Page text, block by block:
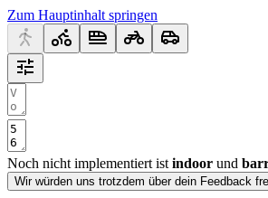
Zum Hauptinhalt springen
Noch nicht implementiert ist indoor und
Wir würden uns trotzdem über dein Feedback